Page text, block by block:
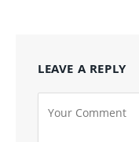
LEAVE A REPLY